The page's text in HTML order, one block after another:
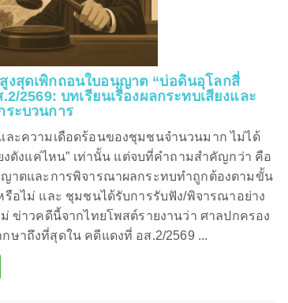
งสุดเพิกถอนใบอนุญาต “บ่อดินอุโลกสี่
2569: บทเรียนเรื่องผลกระทบเสียงและ
ระบวนการ
ะความเดือดร้อนของชุมชนจำนวนมาก ไม่ได้
งดังแค่ไหน” เท่านั้น แต่จบที่คำถามสำคัญกว่า คือ
าตและการพิจารณาผลกระทบทำถูกต้องตามขั้น
อไม่ และ ชุมชนได้รับการรับฟัง/พิจารณาอย่าง
ข่าวคดีนี้จากไทยโพสต์รายงานว่า ศาลปกครอง
ษาถึงที่สุดใน คดีแดงที่ อส.2/2569 ...